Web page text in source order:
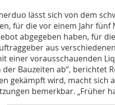
lässt sich von dem
für die vor einem Jahr
abgegeben haben, für
aus
einer vorausschauenden
Bauzeiten ab“, berichtet
gekämpft wird, macht sich
bemerkbar. „Früher